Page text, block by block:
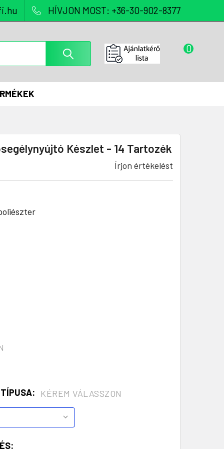
HÍVJON MOST: +36-30-902-8377
0
Készlet - 14 Tartozék
Írjon értékelést
KÉREM VÁLASSZON